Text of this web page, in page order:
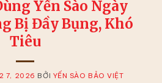
Yến Sào Ngày
Bị Đầy Bụng, Khó
Tiêu
7, 2026 BỞI YẾN SÀO BẢO VIỆT